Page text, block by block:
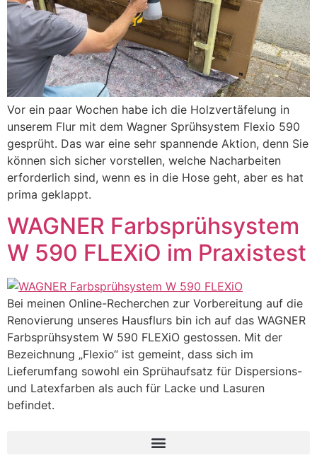
Vor ein paar Wochen habe ich die Holzvertäfelung in
unserem Flur mit dem Wagner Sprühsystem Flexio 590
gesprüht. Das war eine sehr spannende Aktion, denn Sie
können sich sicher vorstellen, welche Nacharbeiten
erforderlich sind, wenn es in die Hose geht, aber es hat
prima geklappt.
WAGNER Farbsprühsystem
W 590 FLEXiO im Praxistest
Bei meinen Online-Recherchen zur Vorbereitung auf die
Renovierung unseres Hausflurs bin ich auf das WAGNER
Farbsprühsystem W 590 FLEXiO gestossen. Mit der
Bezeichnung „Flexio“ ist gemeint, dass sich im
Lieferumfang sowohl ein Sprühaufsatz für Dispersions-
und Latexfarben als auch für Lacke und Lasuren
befindet.